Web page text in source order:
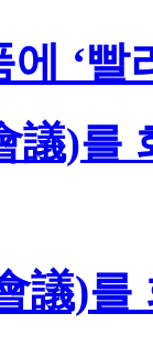
‘빨
議)를
議)를